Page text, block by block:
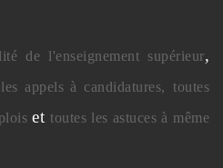
de l'enseignement supérieur,
appels à candidatures, toutes
ettoutes les astuces à même